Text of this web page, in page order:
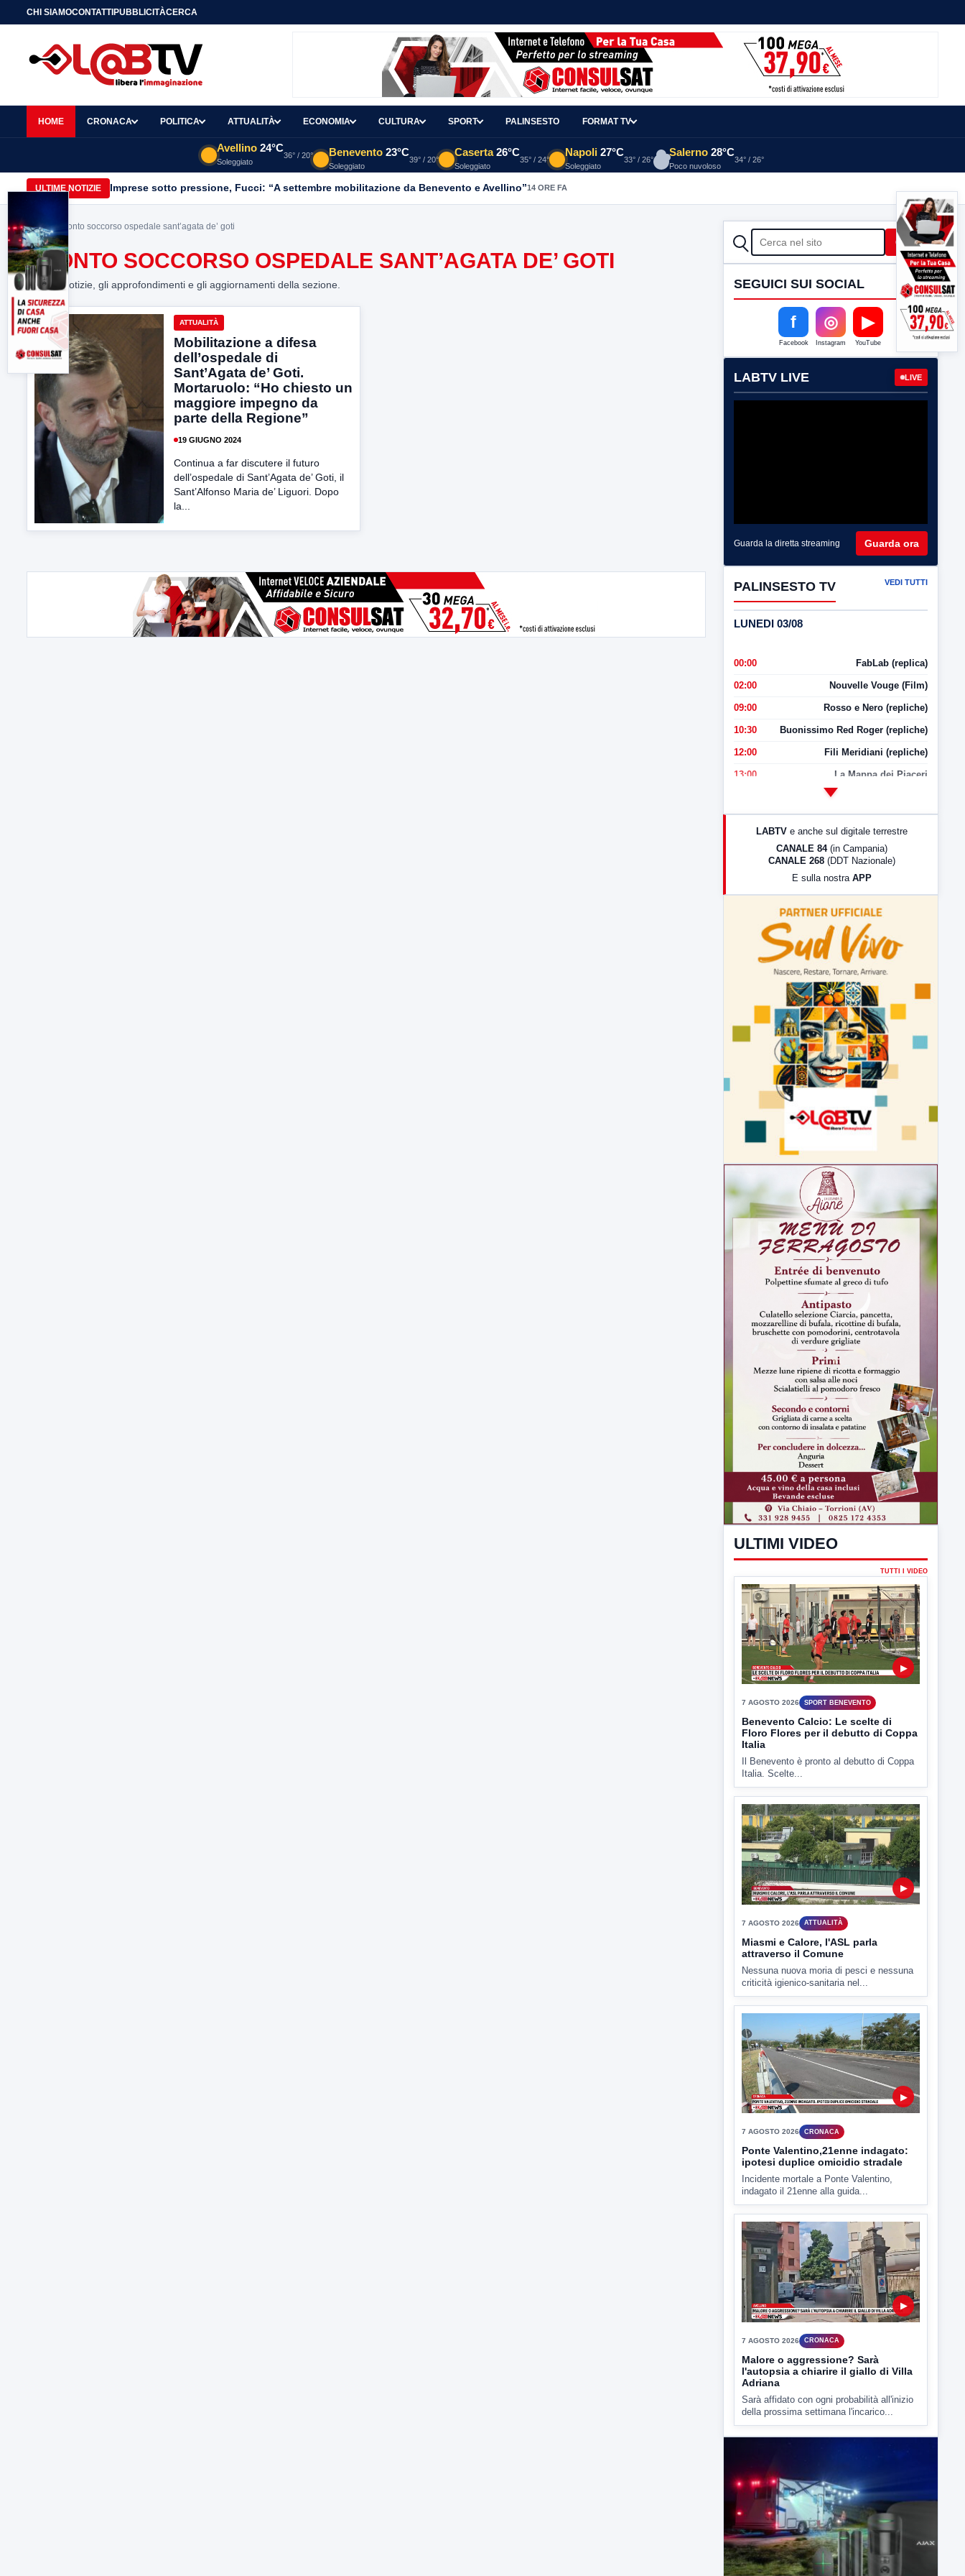
CHI SIAMOCONTATTIPUBBLICITÀCERCA
HOME CRONACA POLITICA ATTUALITÀ ECONOMIA CULTURA SPORT PALINSESTO FORMAT TV
Avellino 24°C
Soleggiato
36° / 20° Benevento 23°C
Soleggiato
39° / 20°
Caserta 26°C
Soleggiato
35° / 24°
Napoli 27°C
Soleggiato
33° / 26°
Salerno 28°C
Poco nuvoloso
34° / 26°
ULTIME NOTIZIE Imprese sotto pressione, Fucci: “A settembre mobilitazione da Benevento e Avellino”14 ORE FA
Home> pronto soccorso ospedale sant’agata de’ goti
PRONTO SOCCORSO OSPEDALE SANT’AGATA DE’ GOTI
Tutte le notizie, gli approfondimenti e gli aggiornamenti della sezione.
ATTUALITÀ
Mobilitazione a difesa
dell’ospedale di
Sant’Agata de’ Goti.
Mortaruolo: “Ho chiesto un
maggiore impegno da
parte della Regione”
19 GIUGNO 2024
Continua a far discutere il futuro
dell’ospedale di Sant’Agata de’ Goti, il
Sant’Alfonso Maria de’ Liguori. Dopo
la...
CERCA Cerca
SEGUICI SUI SOCIAL
f
Facebook
◎
Instagram
▶
YouTube
LABTV LIVE LIVE
Guarda la diretta streaming Guarda ora
PALINSESTO TV VEDI TUTTI
LUNEDI 03/08
00:00 FabLab (replica)
02:00 Nouvelle Vouge (Film)
09:00 Rosso e Nero (repliche)
10:30 Buonissimo Red Roger (repliche)
12:00 Fili Meridiani (repliche)
13:00 La Mappa dei Piaceri
LabNews (Diretta)
LabNews (replica)
LABTV e anche sul digitale terrestre
CANALE 84 (in Campania)
CANALE 268 (DDT Nazionale)
E sulla nostra APP
ULTIMI VIDEO
TUTTI I VIDEO
▶
7 AGOSTO 2026 SPORT BENEVENTO
Benevento Calcio: Le scelte di
Floro Flores per il debutto di Coppa
Italia
Il Benevento è pronto al debutto di Coppa
Italia. Scelte...
7 AGOSTO 2026
Miasmi e Calore, l'ASL parla
attraverso il Comune
Nessuna nuova moria di pesci e nessuna
criticità igienico-sanitaria nel...
7 AGOSTO 2026 CRONACA
Ponte Valentino,21enne indagato:
ipotesi duplice omicidio stradale
Incidente mortale a Ponte Valentino,
indagato il 21enne alla guida...
▶
7 AGOSTO 2026 CRONACA
Malore o aggressione? Sarà
l'autopsia a chiarire il giallo di Villa
Adriana
Sarà affidato con ogni probabilità all'inizio
della prossima settimana l'incarico...